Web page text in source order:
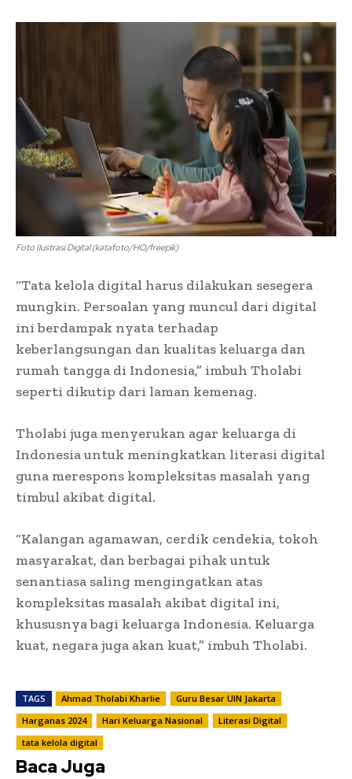
Foto Ilustrasi Digital (katafoto/HO/freepik)
“Tata kelola digital harus dilakukan sesegera
mungkin. Persoalan yang muncul dari digital
ini berdampak nyata terhadap
keberlangsungan dan kualitas keluarga dan
rumah tangga di Indonesia,” imbuh Tholabi
seperti dikutip dari laman kemenag.
Tholabi juga menyerukan agar keluarga di
Indonesia untuk meningkatkan literasi digital
guna merespons kompleksitas masalah yang
timbul akibat digital.
“Kalangan agamawan, cerdik cendekia, tokoh
masyarakat, dan berbagai pihak untuk
senantiasa saling mengingatkan atas
kompleksitas masalah akibat digital ini,
khususnya bagi keluarga Indonesia. Keluarga
kuat, negara juga akan kuat,” imbuh Tholabi.
TAGS Ahmad Tholabi Kharlie
Guru Besar UIN Jakarta
Harganas 2024
Hari Keluarga Nasional
Literasi Digital
tata kelola digital
Baca Juga